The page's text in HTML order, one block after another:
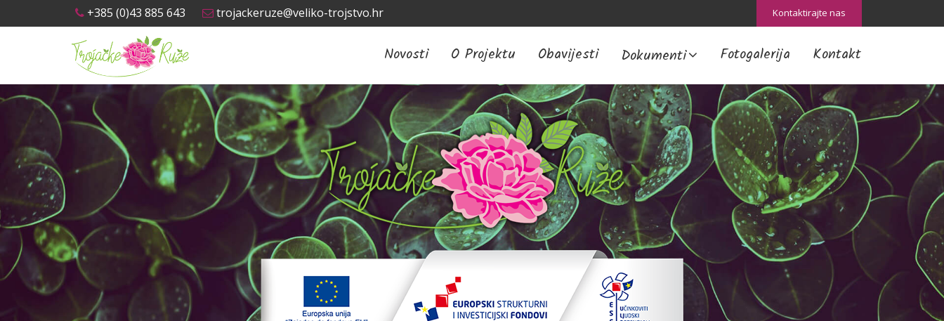
+385 (0)43 885 643 trojackeruze@veliko-trojstvo.hr Kontaktirajte nas
Novosti O Projektu Obavijesti Dokumenti Fotogalerija Kontakt